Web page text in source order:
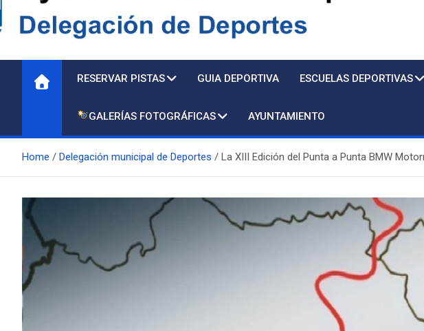
Delegación de Deportes
RESERVAR PISTAS GUIA DEPORTIVA ESCUELAS DEPORTIVAS
GALERÍAS FOTOGRÁFICAS AYUNTAMIENTO
Home Delegación municipal de Deportes La XIII Edición del Punta a Punta BMW